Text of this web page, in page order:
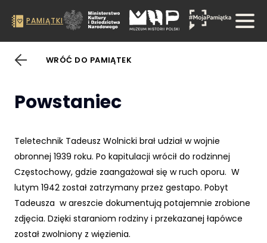
PAMIĄTKI
WRÓĆ DO PAMIĄTEK
Powstaniec
Teletechnik Tadeusz Wolnicki brał udział w wojnie
obronnej 1939 roku. Po kapitulacji wrócił do rodzinnej
Częstochowy, gdzie zaangażował się w ruch oporu. W
lutym 1942 został zatrzymany przez gestapo. Pobyt
Tadeusza w areszcie dokumentują potajemnie zrobione
zdjęcia. Dzięki staraniom rodziny i przekazanej łapówce
został zwolniony z więzienia.